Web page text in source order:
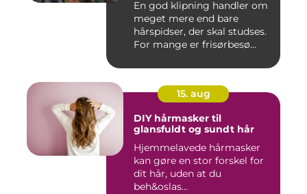
En god klipning handler om
meget mere end bare
hårspidser, der skal studses.
For mange er frisørbesø...
15. aug
DIY hårmasker til
glansfuldt og sundt hår
Hjemmelavede hårmasker
kan gøre en stor forskel for
dit hår, uden at du
beh&oslas...